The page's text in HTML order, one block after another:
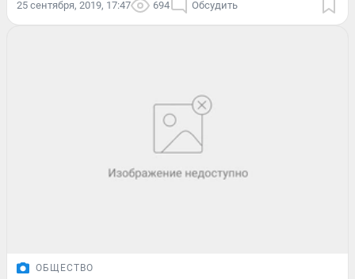
25 сентября, 2019, 17:47 694 Обсудить
ОБЩЕСТВО